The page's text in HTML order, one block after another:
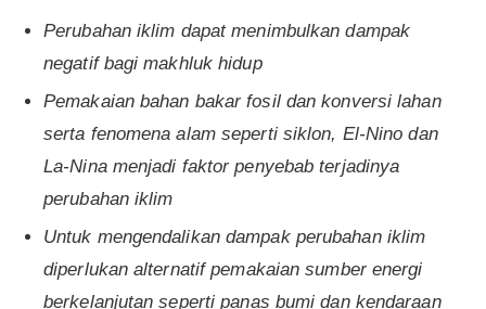
Perubahan iklim dapat menimbulkan dampak
negatif bagi makhluk hidup
Pemakaian bahan bakar fosil dan konversi lahan
serta fenomena alam seperti siklon, El-Nino dan
La-Nina menjadi faktor penyebab terjadinya
perubahan iklim
Untuk mengendalikan dampak perubahan iklim
diperlukan alternatif pemakaian sumber energi
berkelanjutan seperti panas bumi dan kendaraan